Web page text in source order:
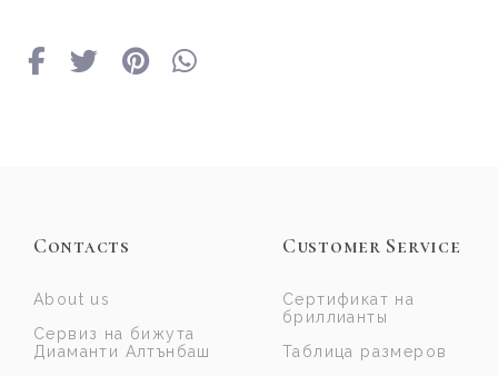
Contacts
About us
Сервиз на бижута
Диаманти Алтънбаш
Customer Service
Сертификат на
бриллианты
Таблица размеров